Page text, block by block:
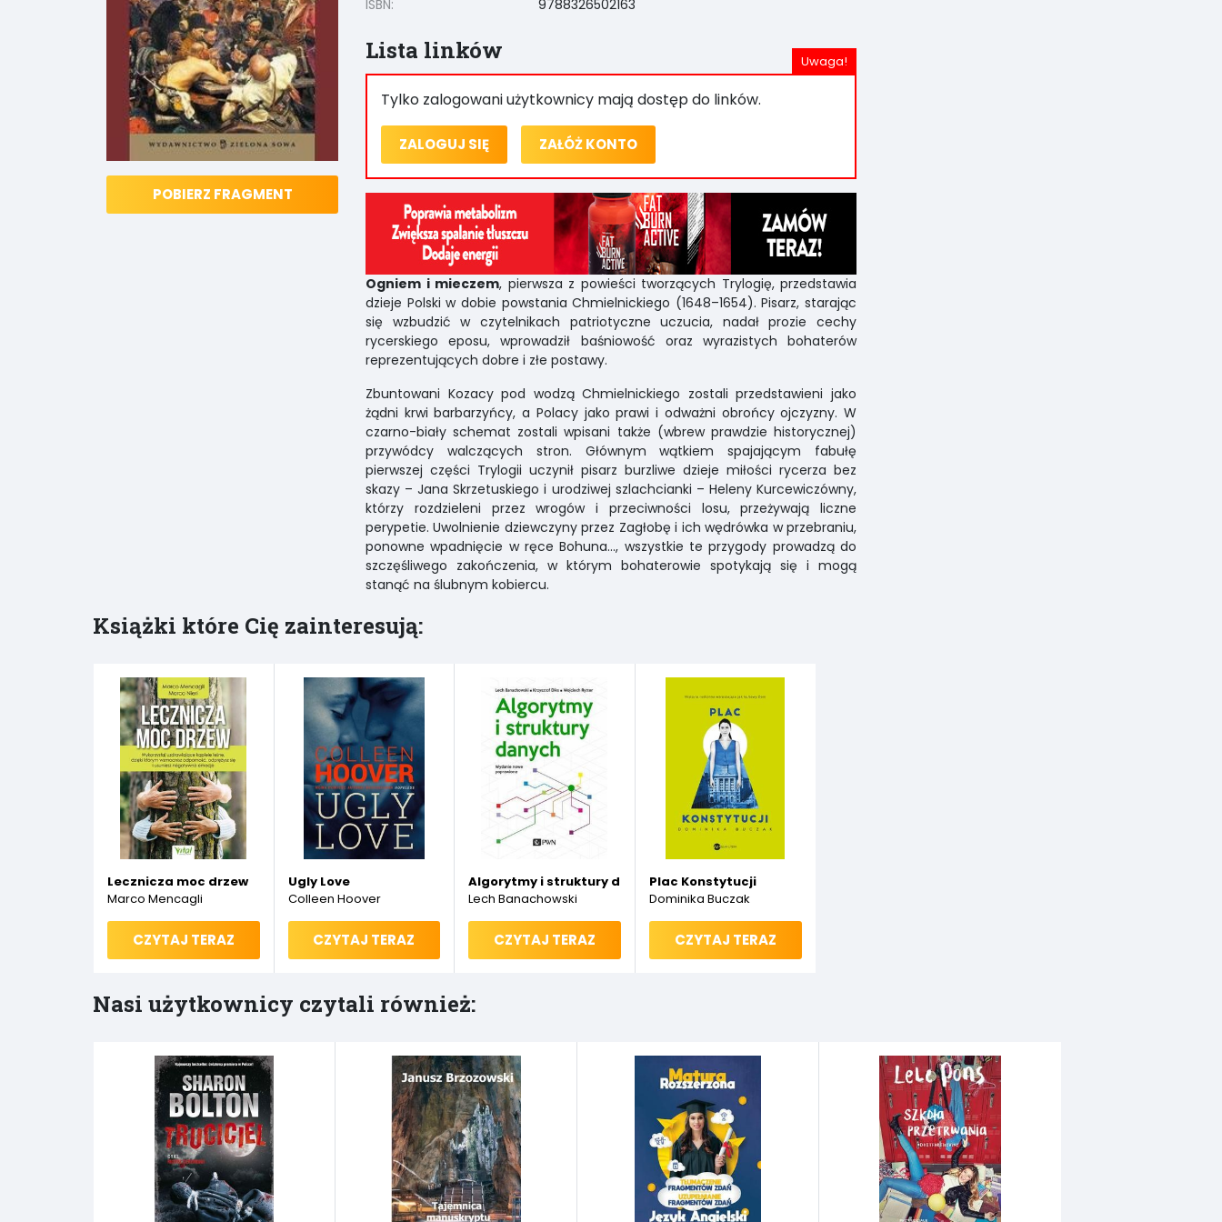
POBIERZ FRAGMENT
ISBN:
9788326502163
Lista linków
Tylko zalogowani użytkownicy mają dostęp do linków.
ZALOGUJ SIĘ ZAŁÓŻ KONTO
Ogniem i mieczem, pierwsza z powieści tworzących Trylogię, przedstawia
dzieje Polski w dobie powstania Chmielnickiego (1648–1654). Pisarz, starając
się wzbudzić w czytelnikach patriotyczne uczucia, nadał prozie cechy
rycerskiego eposu, wprowadził baśniowość oraz wyrazistych bohaterów
reprezentujących dobre i złe postawy.
Zbuntowani Kozacy pod wodzą Chmielnickiego zostali przedstawieni jako
żądni krwi barbarzyńcy, a Polacy jako prawi i odważni obrońcy ojczyzny. W
czarno-biały schemat zostali wpisani także (wbrew prawdzie historycznej)
przywódcy walczących stron. Głównym wątkiem spajającym fabułę
pierwszej części Trylogii uczynił pisarz burzliwe dzieje miłości rycerza bez
skazy – Jana Skrzetuskiego i urodziwej szlachcianki – Heleny Kurcewiczówny,
którzy rozdzieleni przez wrogów i przeciwności losu, przeżywają liczne
perypetie. Uwolnienie dziewczyny przez Zagłobę i ich wędrówka w przebraniu,
ponowne wpadnięcie w ręce Bohuna..., wszystkie te przygody prowadzą do
szczęśliwego zakończenia, w którym bohaterowie spotykają się i mogą
stanąć na ślubnym kobiercu.
Książki które Cię zainteresują:
Lecznicza moc drzew
Marco Mencagli
CZYTAJ TERAZ
Ugly Love
Colleen Hoover
CZYTAJ TERAZ
Algorytmy i struktury danych
Lech Banachowski
CZYTAJ TERAZ
Plac Konstytucji
Dominika Buczak
CZYTAJ TERAZ
Nasi użytkownicy czytali również: